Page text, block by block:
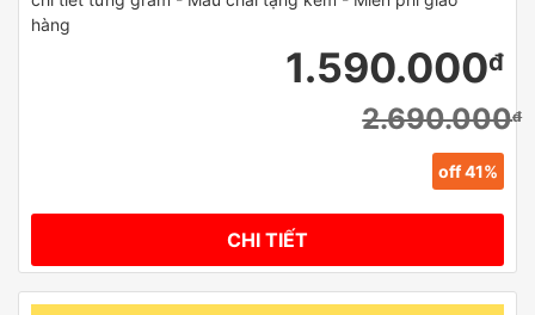
hàng
1.590.000đ
2.690.000đ
off 41%
CHI TIẾT